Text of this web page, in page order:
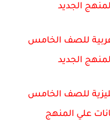
الجديد
عربية للصف الخامس
الجديد
للصف الخامس
علي المنهج